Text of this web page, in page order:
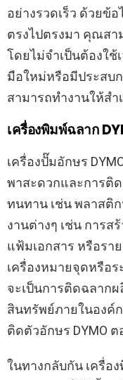
อย่างรวดเร็ว ด้วยข้
ตรงไปตรงมา คุณสา
โดยไม่จำเป็นต้องใช้
มือใหม่หรือมีประสบ
สามารถทำงานให้สำ
เครื่องพิมพ์ฉลาก
เครื่องปั๊มอักษร
พาสะดวกและการติ
ทนทาน เช่น พลาสติ
งานต่างๆ เช่น การส
แฟ้มเอกสาร หรือรา
เครื่องหมายจุดหรือ
จะเป็นการติดฉลาก
สินทรัพย์ภายในองค์
ติดตัวอักษร DYMO
ในทางกลับกัน เครื่อ